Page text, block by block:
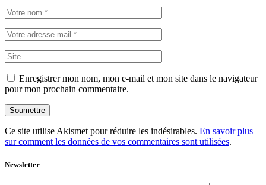
Enregistrer mon nom, mon e-mail et mon site dans le navigateur
pour mon prochain commentaire.
Soumettre
Ce site utilise Akismet pour réduire les indésirables. En savoir plus
sur comment les données de vos commentaires sont utilisées.
Newsletter